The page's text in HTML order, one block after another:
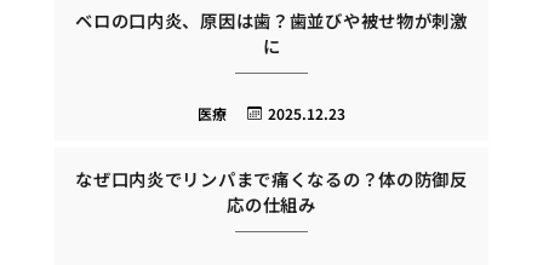
ベロの口内炎、原因は歯？歯並びや被せ物が刺激
に
2025.12.23
医療
なぜ口内炎でリンパまで痛くなるの？体の防御反
応の仕組み